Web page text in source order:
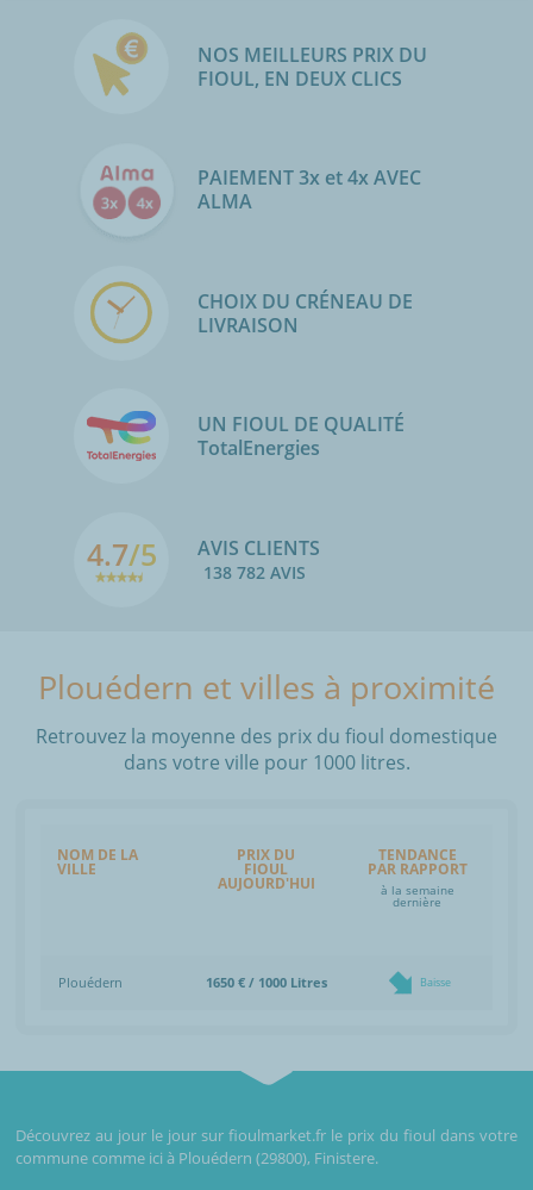
NOS MEILLEURS PRIX DU
FIOUL, EN DEUX CLICS
PAIEMENT 3x et 4x AVEC
ALMA
CHOIX DU CRÉNEAU DE
LIVRAISON
UN FIOUL DE QUALITÉ
TotalEnergies
4.7/5 AVIS CLIENTS
138 782 AVIS
Plouédern et villes à proximité
Retrouvez la moyenne des prix du fioul domestique
dans votre ville pour 1000 litres.
NOM DE LA
VILLE
PRIX DU
FIOUL
AUJOURD'HUI
TENDANCE
PAR RAPPORT
à la semaine
dernière
Plouédern 1650 € / 1000 Litres Baisse
Découvrez au jour le jour sur fioulmarket.fr le prix du fioul dans votre
commune comme ici à Plouédern (29800), Finistere.